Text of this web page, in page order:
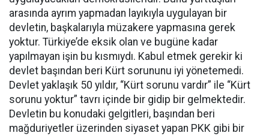
arasında ayrım yapmadan layıkıyla uygulayan bir
devletin, başkalarıyla müzakere yapmasına gerek
yoktur. Türkiye’de eksik olan ve bugüne kadar
yapılmayan işin bu kısmıydı. Kabul etmek gerekir ki
devlet başından beri Kürt sorununu iyi yönetemedi.
Devlet yaklaşık 50 yıldır, “Kürt sorunu vardır” ile “Kürt
sorunu yoktur” tavrı içinde bir gidip bir gelmektedir.
Devletin bu konudaki gelgitleri, başından beri
mağduriyetler üzerinden siyaset yapan PKK gibi bir